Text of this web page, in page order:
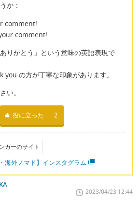
か：
comment!
comment!
りがとう」という意味の英語表現で
の方が丁寧な印象があります。
い。
役に立った 2
カーのサイト
海外ノマド】インスタグラム
2023/04/23 12:44